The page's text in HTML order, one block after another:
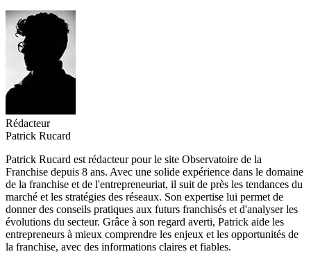
Rédacteur
Patrick Rucard
Patrick Rucard est rédacteur pour le site Observatoire de la
Franchise depuis 8 ans. Avec une solide expérience dans le domaine
de la franchise et de l'entrepreneuriat, il suit de près les tendances du
marché et les stratégies des réseaux. Son expertise lui permet de
donner des conseils pratiques aux futurs franchisés et d'analyser les
évolutions du secteur. Grâce à son regard averti, Patrick aide les
entrepreneurs à mieux comprendre les enjeux et les opportunités de
la franchise, avec des informations claires et fiables.